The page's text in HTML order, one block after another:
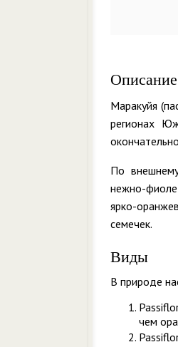
Описание
Маракуйя
регионах
По
нежно-
ярко-
семечек.
Виды
В природе
чем